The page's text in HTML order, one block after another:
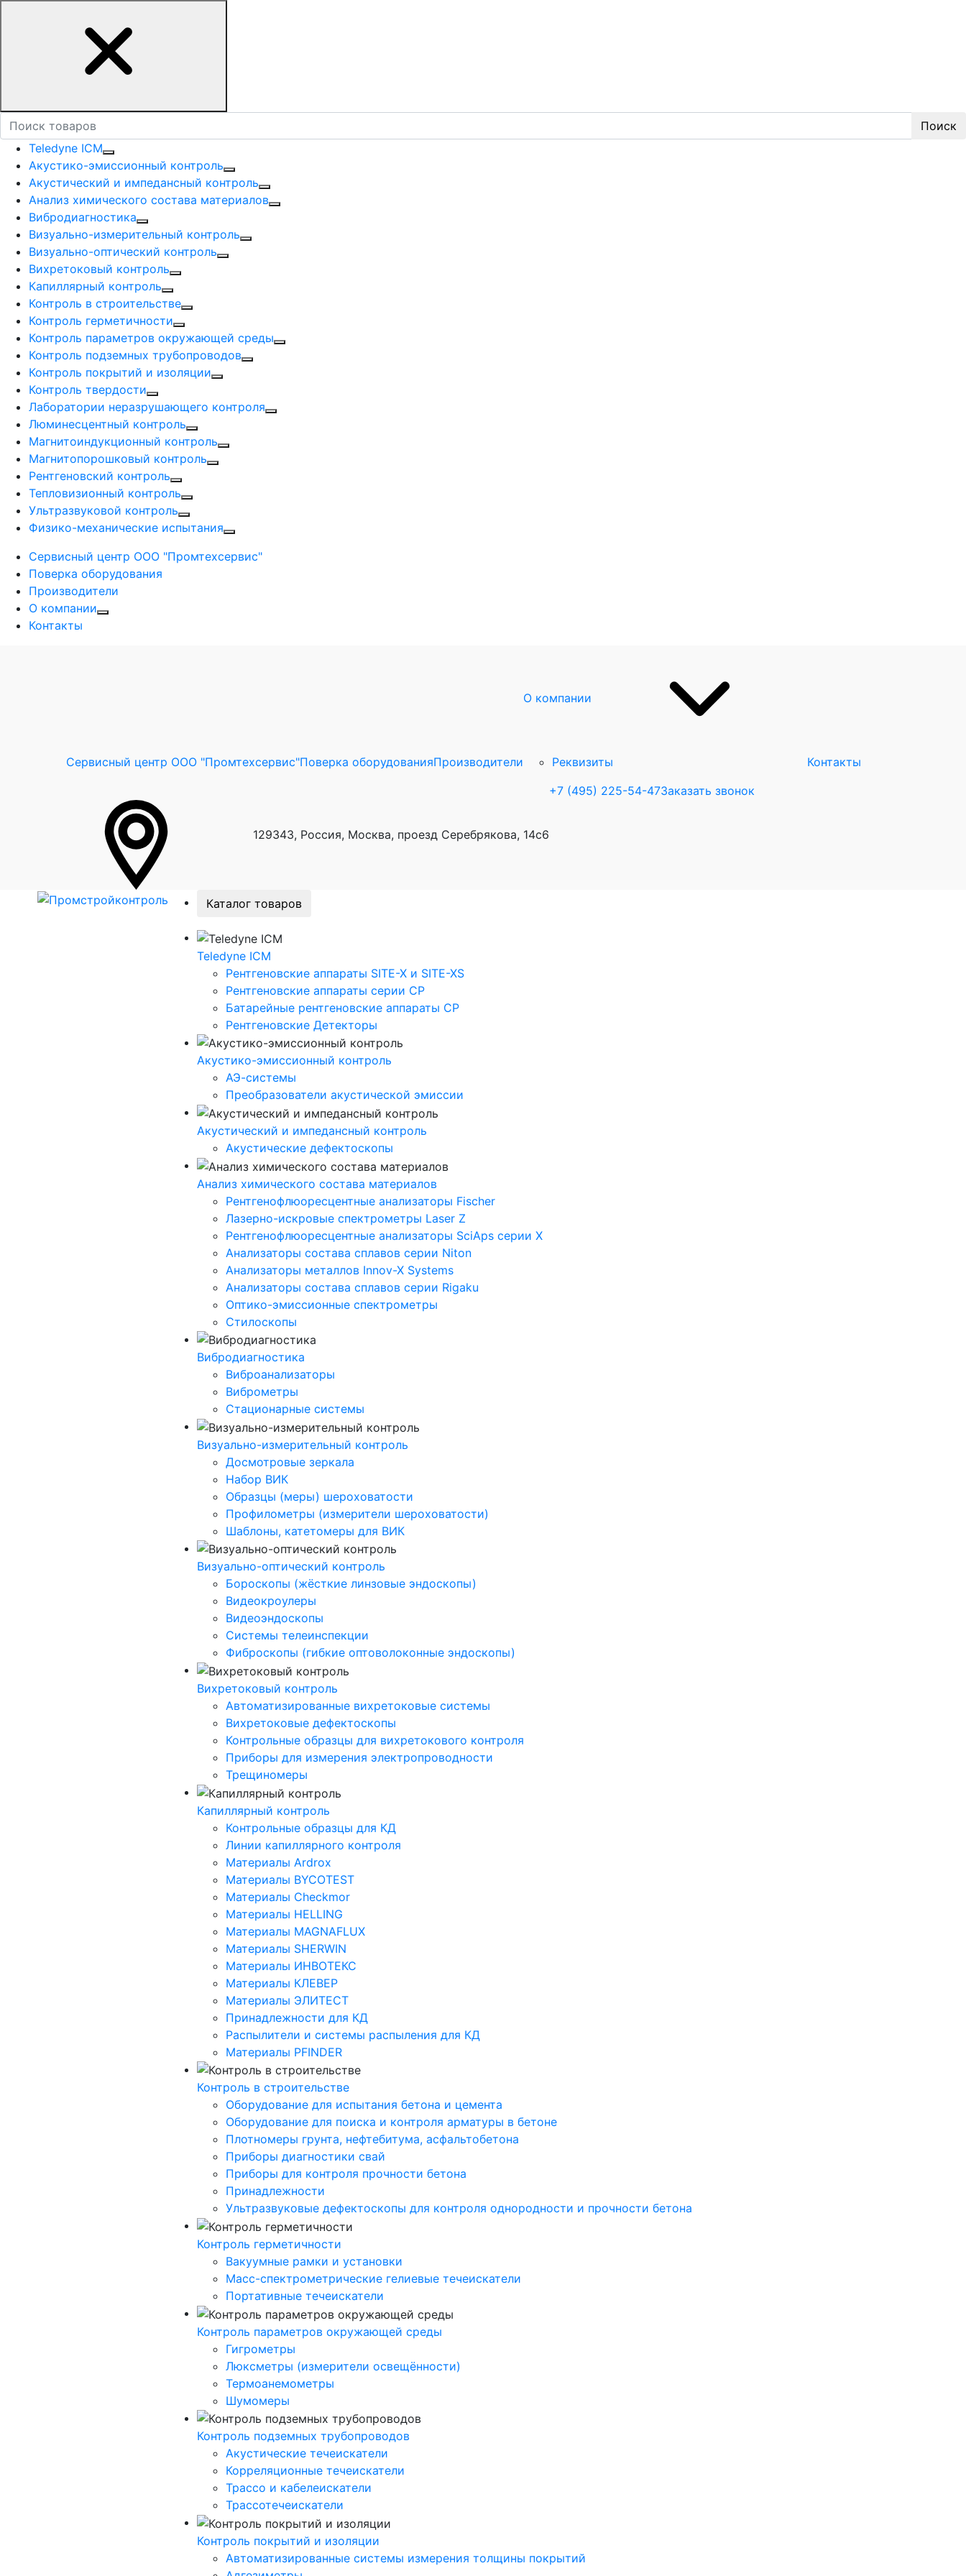
Поиск
Teledyne ICM
Акустико-эмисcионный контроль
Акустический и импедансный контроль
Анализ химического состава материалов
Вибродиагностика
Визуально-измерительный контроль
Визуально-оптический контроль
Вихретоковый контроль
Капиллярный контроль
Контроль в строительстве
Контроль герметичности
Контроль параметров окружающей среды
Контроль подземных трубопроводов
Контроль покрытий и изоляции
Контроль твердости
Лаборатории неразрушающего контроля
Люминесцентный контроль
Магнитоиндукционный контроль
Магнитопорошковый контроль
Рентгеновский контроль
Тепловизионный контроль
Ультразвуковой контроль
Физико-механические испытания
Сервисный центр ООО "Промтехсервис"
Поверка оборудования
Производители
О компании
Контакты
Сервисный центр ООО "Промтехсервис"Поверка оборудованияПроизводители
О компании
Реквизиты Контакты
129343, Россия, Москва, проезд Серебрякова, 14с6
+7 (495) 225-54-47Заказать звонок
Каталог товаров
Teledyne ICM
Рентгеновские аппараты SITE-X и SITE-XS
Рентгеновские аппараты серии CP
Батарейные рентгеновские аппараты CP
Рентгеновские Детекторы
Акустико-эмисcионный контроль
АЭ-системы
Преобразователи акустической эмиссии
Акустический и импедансный контроль
Акустические дефектоскопы
Анализ химического состава материалов
Рентгенофлюоресцентные анализаторы Fischer
Лазерно-искровые спектрометры Laser Z
Рентгенофлюоресцентные анализаторы SciAps серии Х
Анализаторы состава сплавов серии Niton
Анализаторы металлов Innov-X Systems
Анализаторы состава сплавов серии Rigaku
Оптико-эмиссионные спектрометры
Стилоскопы
Вибродиагностика
Виброанализаторы
Виброметры
Стационарные системы
Визуально-измерительный контроль
Досмотровые зеркала
Набор ВИК
Образцы (меры) шероховатости
Профилометры (измерители шероховатости)
Шаблоны, катетомеры для ВИК
Визуально-оптический контроль
Бороскопы (жёсткие линзовые эндоскопы)
Видеокроулеры
Видеоэндоскопы
Системы телеинспекции
Фиброскопы (гибкие оптоволоконные эндоскопы)
Вихретоковый контроль
Автоматизированные вихретоковые системы
Вихретоковые дефектоскопы
Контрольные образцы для вихретокового контроля
Приборы для измерения электропроводности
Трещиномеры
Капиллярный контроль
Контрольные образцы для КД
Линии капиллярного контроля
Материалы Ardrox
Материалы BYCOTEST
Материалы Checkmor
Материалы HELLING
Материалы MAGNAFLUX
Материалы SHERWIN
Материалы ИНВОТЕКС
Материалы КЛЕВЕР
Материалы ЭЛИТЕСТ
Принадлежности для КД
Распылители и системы распыления для КД
Материалы PFINDER
Контроль в строительстве
Оборудование для испытания бетона и цемента
Оборудование для поиска и контроля арматуры в бетоне
Плотномеры грунта, нефтебитума, асфальтобетона
Приборы диагностики свай
Приборы для контроля прочности бетона
Принадлежности
Ультразвуковые дефектоскопы для контроля однородности и прочности бетона
Контроль герметичности
Вакуумные рамки и установки
Масс-спектрометрические гелиевые течеискатели
Портативные течеискатели
Контроль параметров окружающей среды
Гигрометры
Люксметры (измерители освещённости)
Термоанемометры
Шумомеры
Контроль подземных трубопроводов
Акустические течеискатели
Корреляционные течеискатели
Трассо и кабелеискатели
Трассотечеискатели
Контроль покрытий и изоляции
Автоматизированные системы измерения толщины покрытий